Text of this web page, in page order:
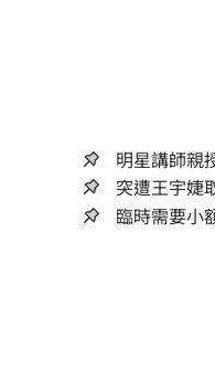
明星講師親
突遭王宇婕
臨時需要小